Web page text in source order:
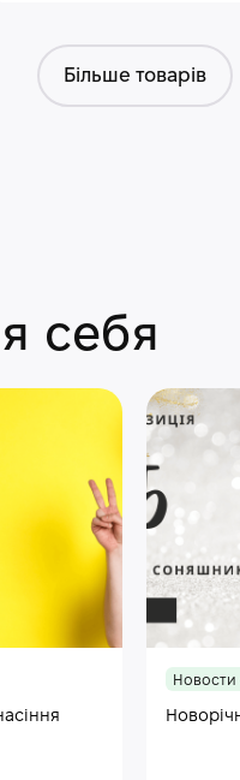
Більше товарів
себя
Новости